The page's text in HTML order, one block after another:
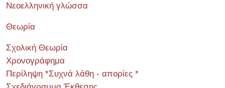
Νεοελληνική γλώσσα
Θεωρία
Σχολική Θεωρία
Χρονογράφημα
Περίληψη *Συχνά λάθη - απορίες *